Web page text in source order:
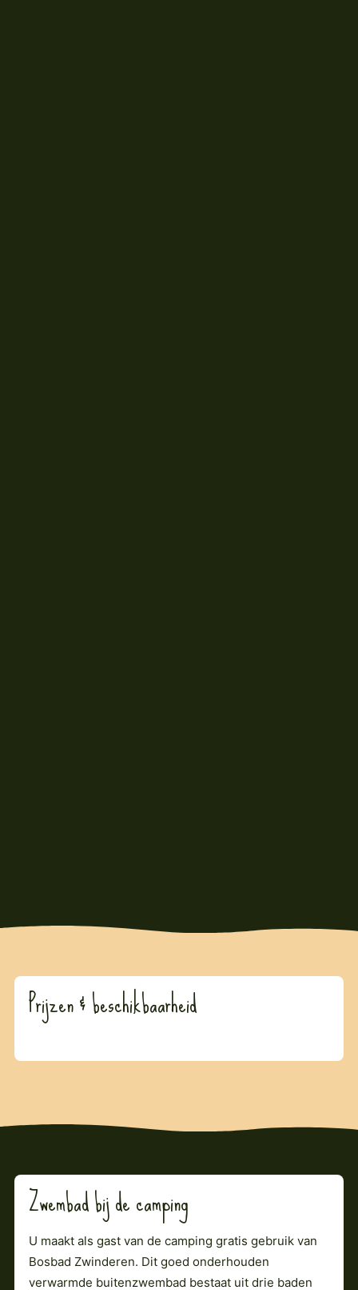
Prijzen & beschikbaarheid
Zwembad bij de camping
U maakt als gast van de camping gratis gebruik van
Bosbad Zwinderen. Dit goed onderhouden
verwarmde buitenzwembad bestaat uit drie baden